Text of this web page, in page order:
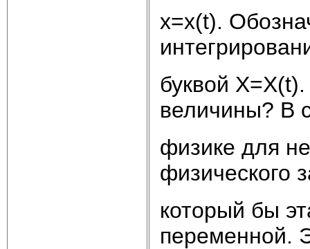
x=x(t).
буквой
величины? В
физике для
физического
который бы
переменной.